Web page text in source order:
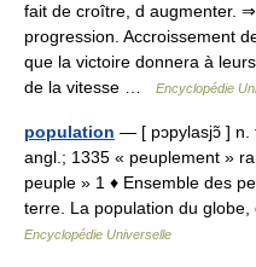
fait de croître, d augmenter.
progression. Accroissement
que la victoire donnera à
de la vitesse …
Encyclopédie
population — [ pɔpylasjɔ̃ ] n.
angl.; 1335 « peuplement »
peuple » 1 ♦ Ensemble des
terre. La population du
Encyclopédie Universelle